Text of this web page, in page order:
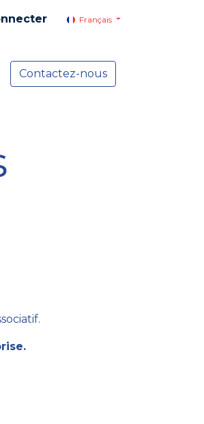
Français
Actualités
Contactez-nous